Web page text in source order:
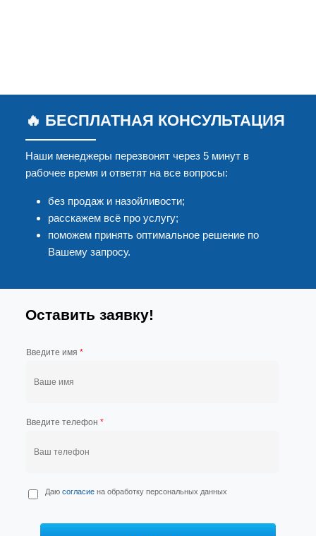
🔥 БЕСПЛАТНАЯ КОНСУЛЬТАЦИЯ
Наши менеджеры перезвонят через 5 минут в
рабочее время и ответят на все вопросы:
без продаж и назойливости;
расскажем всё про услугу;
поможем принять оптимальное решение по
Вашему запросу.
Оставить заявку!
Введите имя *
Введите телефон *
П
е
Даю согласиена обработку персональных данных